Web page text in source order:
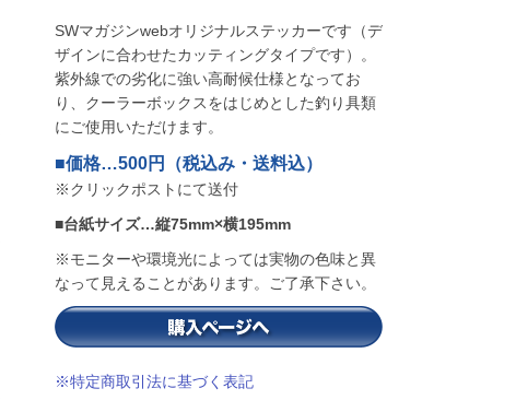
SWマガジンwebオリジナルステッカーです（デ
ザインに合わせたカッティングタイプです）。
紫外線での劣化に強い高耐候仕様となってお
り、クーラーボックスをはじめとした釣り具類
にご使用いただけます。
■価格…500円（税込み・送料込）
※クリックポストにて送付
■台紙サイズ…縦75mm×横195mm
※モニターや環境光によっては実物の色味と異
なって見えることがあります。ご了承下さい。
※特定商取引法に基づく表記